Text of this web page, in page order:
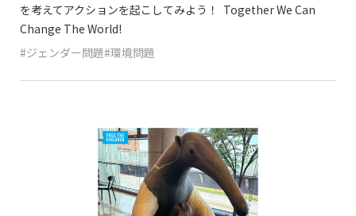
を考えてアクションを起こしてみよう！ Together We Can
Change The World!
#ジェンダー問題#環境問題